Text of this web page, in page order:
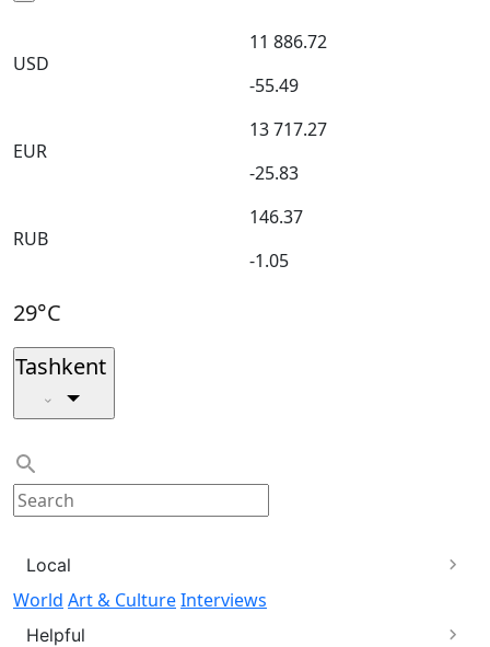
USD
11 886.72
-55.49
EUR
13 717.27
-25.83
RUB
146.37
-1.05
29°C
Tashkent
Local
World Art & CultureInterviews
Helpful